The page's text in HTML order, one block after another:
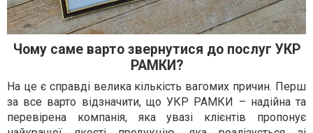
Чому саме варто звернутися до послуг УКР
РАМКИ?
На це є справді велика кількість вагомих причин. Перш
за все варто відзначити, що УКР РАМКИ – надійна та
перевірена компанія, яка увазі клієнтів пропонує